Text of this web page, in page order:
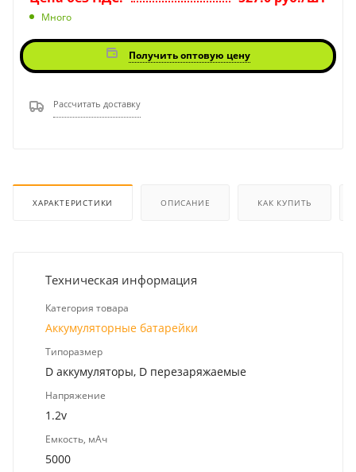
Много
Получить оптовую цену
Рассчитать доставку
ХАРАКТЕРИСТИКИ ОПИСАНИЕ КАК КУПИТЬ
Техническая информация
Категория товара
Аккумуляторные батарейки
Типоразмер
D аккумуляторы, D перезаряжаемые
Напряжение
1.2v
Емкость, мАч
5000